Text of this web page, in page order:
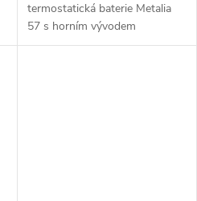
termostatická baterie Metalia
57 s horním vývodem
57963/1,0. Kvalitní a odolná